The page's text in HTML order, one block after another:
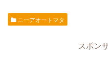
ニーアオートマタ
スポン